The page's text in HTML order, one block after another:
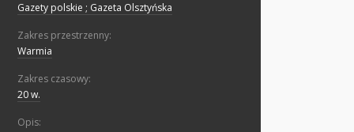
Gazety polskie ; Gazeta Olsztyńska
Zakres przestrzenny:
Warmia
Zakres czasowy:
20 w.
Opis: